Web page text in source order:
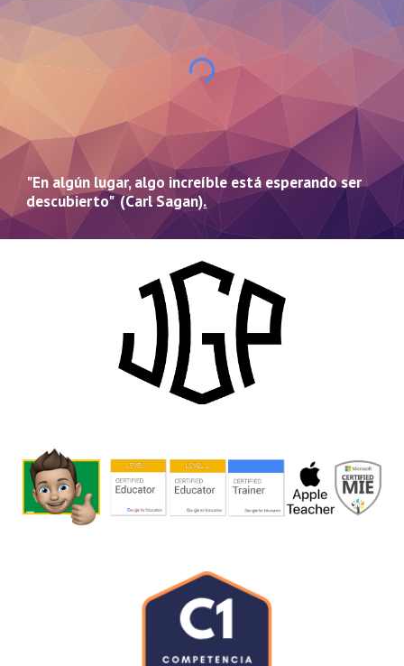
"En algún lugar, algo increíble está esperando ser
descubierto" (Carl Sagan).